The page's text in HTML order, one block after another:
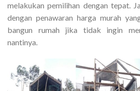
melakukan pemilihan dengan tepat.
dengan penawaran harga murah
bangun rumah jika tidak ingin
nantinya.